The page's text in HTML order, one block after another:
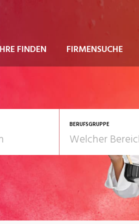
FINDEN FIRMENSUCHE
BERUFSGRUPPE
Gesundheit/Pflege/Soziales
Kultur